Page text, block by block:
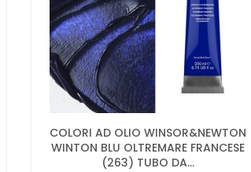
COLORI AD OLIO WINSOR&NEWTON
WINTON BLU OLTREMARE FRANCESE
(263) TUBO DA...